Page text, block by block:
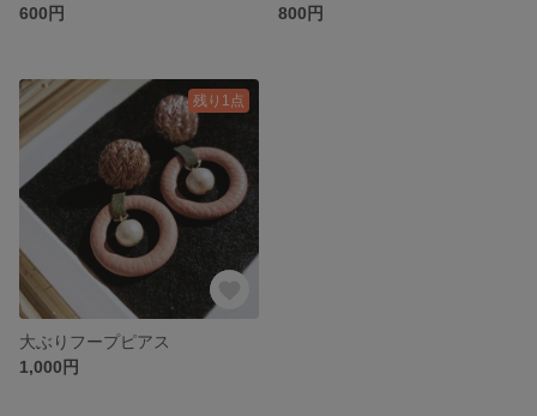
600円
800円
残り1点
大ぶりフープピアス
1,000円